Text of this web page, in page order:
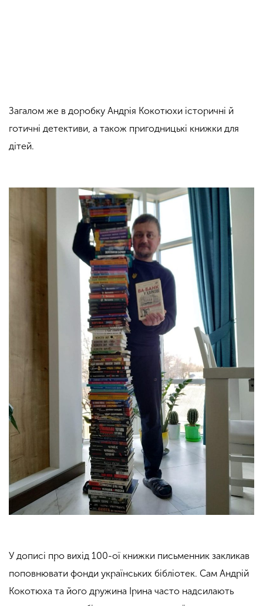
Загалом же в доробку Андрія Кокотюхи історичні й
готичні детективи, а також пригодницькі книжки для
дітей.
У дописі про вихід 100-ої книжки письменник закликав
поповнювати фонди українських бібліотек. Сам Андрій
Кокотюха та його дружина Ірина часто надсилають